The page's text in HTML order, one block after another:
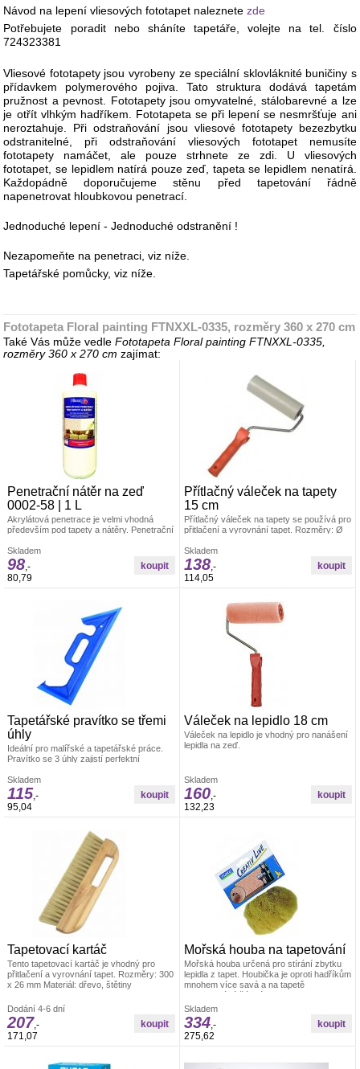
Návod na lepení vliesových fototapet naleznetezde
Potřebujete poradit nebo sháníte tapetáře, volejte na tel. číslo
724323381
Vliesové fototapety jsou vyrobeny ze speciální sklovláknité buničiny s
přídavkem polymerového pojiva. Tato struktura dodává tapetám
pružnost a pevnost. Fototapety jsou omyvatelné, stálobarevné a lze
je otřít vlhkým hadříkem. Fototapeta se při lepení se nesmršťuje ani
neroztahuje. Při odstraňování jsou vliesové fototapety bezezbytku
odstranitelné, při odstraňování vliesových fototapet nemusíte
fototapety namáčet, ale pouze strhnete ze zdi. U vliesových
fototapet, se lepidlem natírá pouze zeď, tapeta se lepidlem nenatírá.
Každopádně doporučujeme stěnu před tapetování řádně
napenetrovat hloubkovou penetrací.
Jednoduché lepení - Jednoduché odstranění !
Nezapomeňte na penetraci, viz níže.
Tapetářské pomůcky, viz níže.
Fototapeta Floral painting FTNXXL-0335, rozměry 360 x 270 cm
Také Vás může vedleFototapeta Floral painting FTNXXL-0335,
rozměry 360 x 270 cm zajímat:
Penetrační nátěr na zeď
0002-58 | 1 L
Akrylátová penetrace je velmi vhodná
především pod tapety a nátěry. Penetrační
kopolymeru.
Skladem
98,-
80,79
Přítlačný váleček na tapety
15 cm
Přítlačný váleček na tapety se používá pro
přitlačení a vyrovnání tapet. Rozměry: Ø
PUR pěny, umělohmotný držák +
pozinkovaný drát 6/8 mm
Skladem
138,-
114,05
Tapetářské pravítko se třemi
úhly
Ideální pro malířské a tapetářské práce.
Pravítko se 3 úhly zajistí perfektní
hmota
Skladem
115,-
95,04
Váleček na lepidlo 18 cm
Váleček na lepidlo je vhodný pro nanášení
lepidla na zeď.
Skladem
160,-
132,23
Tapetovací kartáč
Tento tapetovací kartáč je vhodný pro
přitlačení a vyrovnání tapet. Rozměry: 300
x 26 mm Materiál: dřevo, štětiny
Dodání 4-6 dní
207,-
171,07
Mořská houba na tapetování
Mořská houba určená pro stírání zbytku
lepidla z tapet. Houbička je oproti hadříkům
mnohem více savá a na tapetě
nezanechává žádné skvrny. Velikost cca
14 cm
Skladem
334,-
275,62